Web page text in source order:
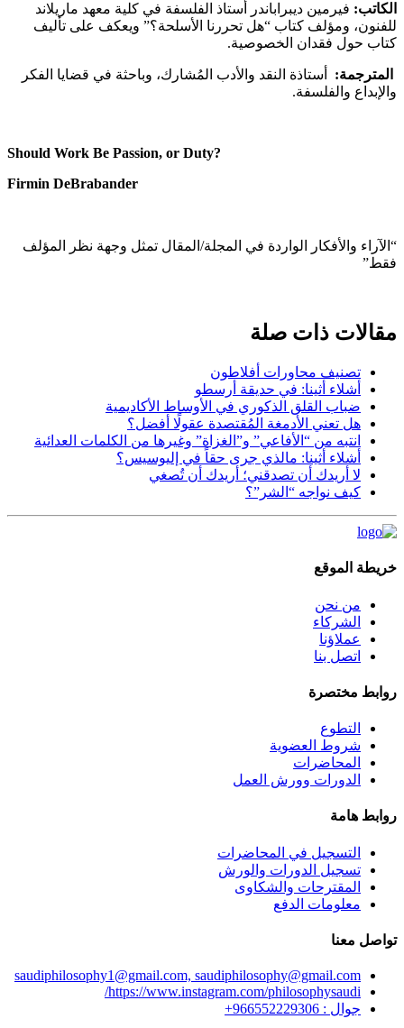
الكاتب: فيرمين ديبراباندر أستاذ الفلسفة في كلية معهد ماريلاند
للفنون، ومؤلف كتاب “هل تحررنا الأسلحة؟” ويعكف على تأليف
كتاب حول فقدان الخصوصية.
المترجمة:
أستاذة النقد والأدب المُشارك، وباحثة في قضايا الفكر
والإبداع والفلسفة.
?
Should Work Be Passion, or Duty
Firmin DeBrabander
“الآراء والأفكار الواردة في المجلة/المقال تمثل وجهة نظر المؤلف
فقط”
مقالات ذات صلة
تصنيف محاورات أفلاطون
أشلاء أثينا: في حديقة أرسطو
ضباب القلق الذكوري في الأوساط الأكاديمية
هل تعني الأدمغة المُقتصدة عقولًا أفضل؟
انتبه من “الأفاعي” و”الغزاة” وغيرها من الكلمات العدائية
أشلاء أثينا: مالذي جرى حقاً في إليوسيس؟
لا أريدك أن تصدقني؛ أريدك أن تُصغي
كيف نواجه “الشر”؟
خريطة الموقع
من نحن
الشركاء
عملاؤنا
اتصل بنا
روابط مختصرة
التطوع
شروط العضوية
المحاضرات
الدورات وورش العمل
روابط هامة
التسجيل في المحاضرات
تسجيل الدورات والورش
المقترحات والشكاوى
معلومات الدفع
تواصل معنا
saudiphilosophy1@gmail.com, saudiphilosophy@gmail.com
https://www.instagram.com/philosophysaudi/
جوال : 966552229306+